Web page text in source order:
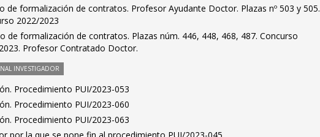
de formalización de contratos. Profesor Ayudante Doctor. Plazas nº 503 y 505.
2022/2023
de formalización de contratos. Plazas núm. 446, 448, 468, 487. Concurso
Profesor Contratado Doctor.
INVESTIGADOR
Procedimiento PUI/2023-053
Procedimiento PUI/2023-060
Procedimiento PUI/2023-063